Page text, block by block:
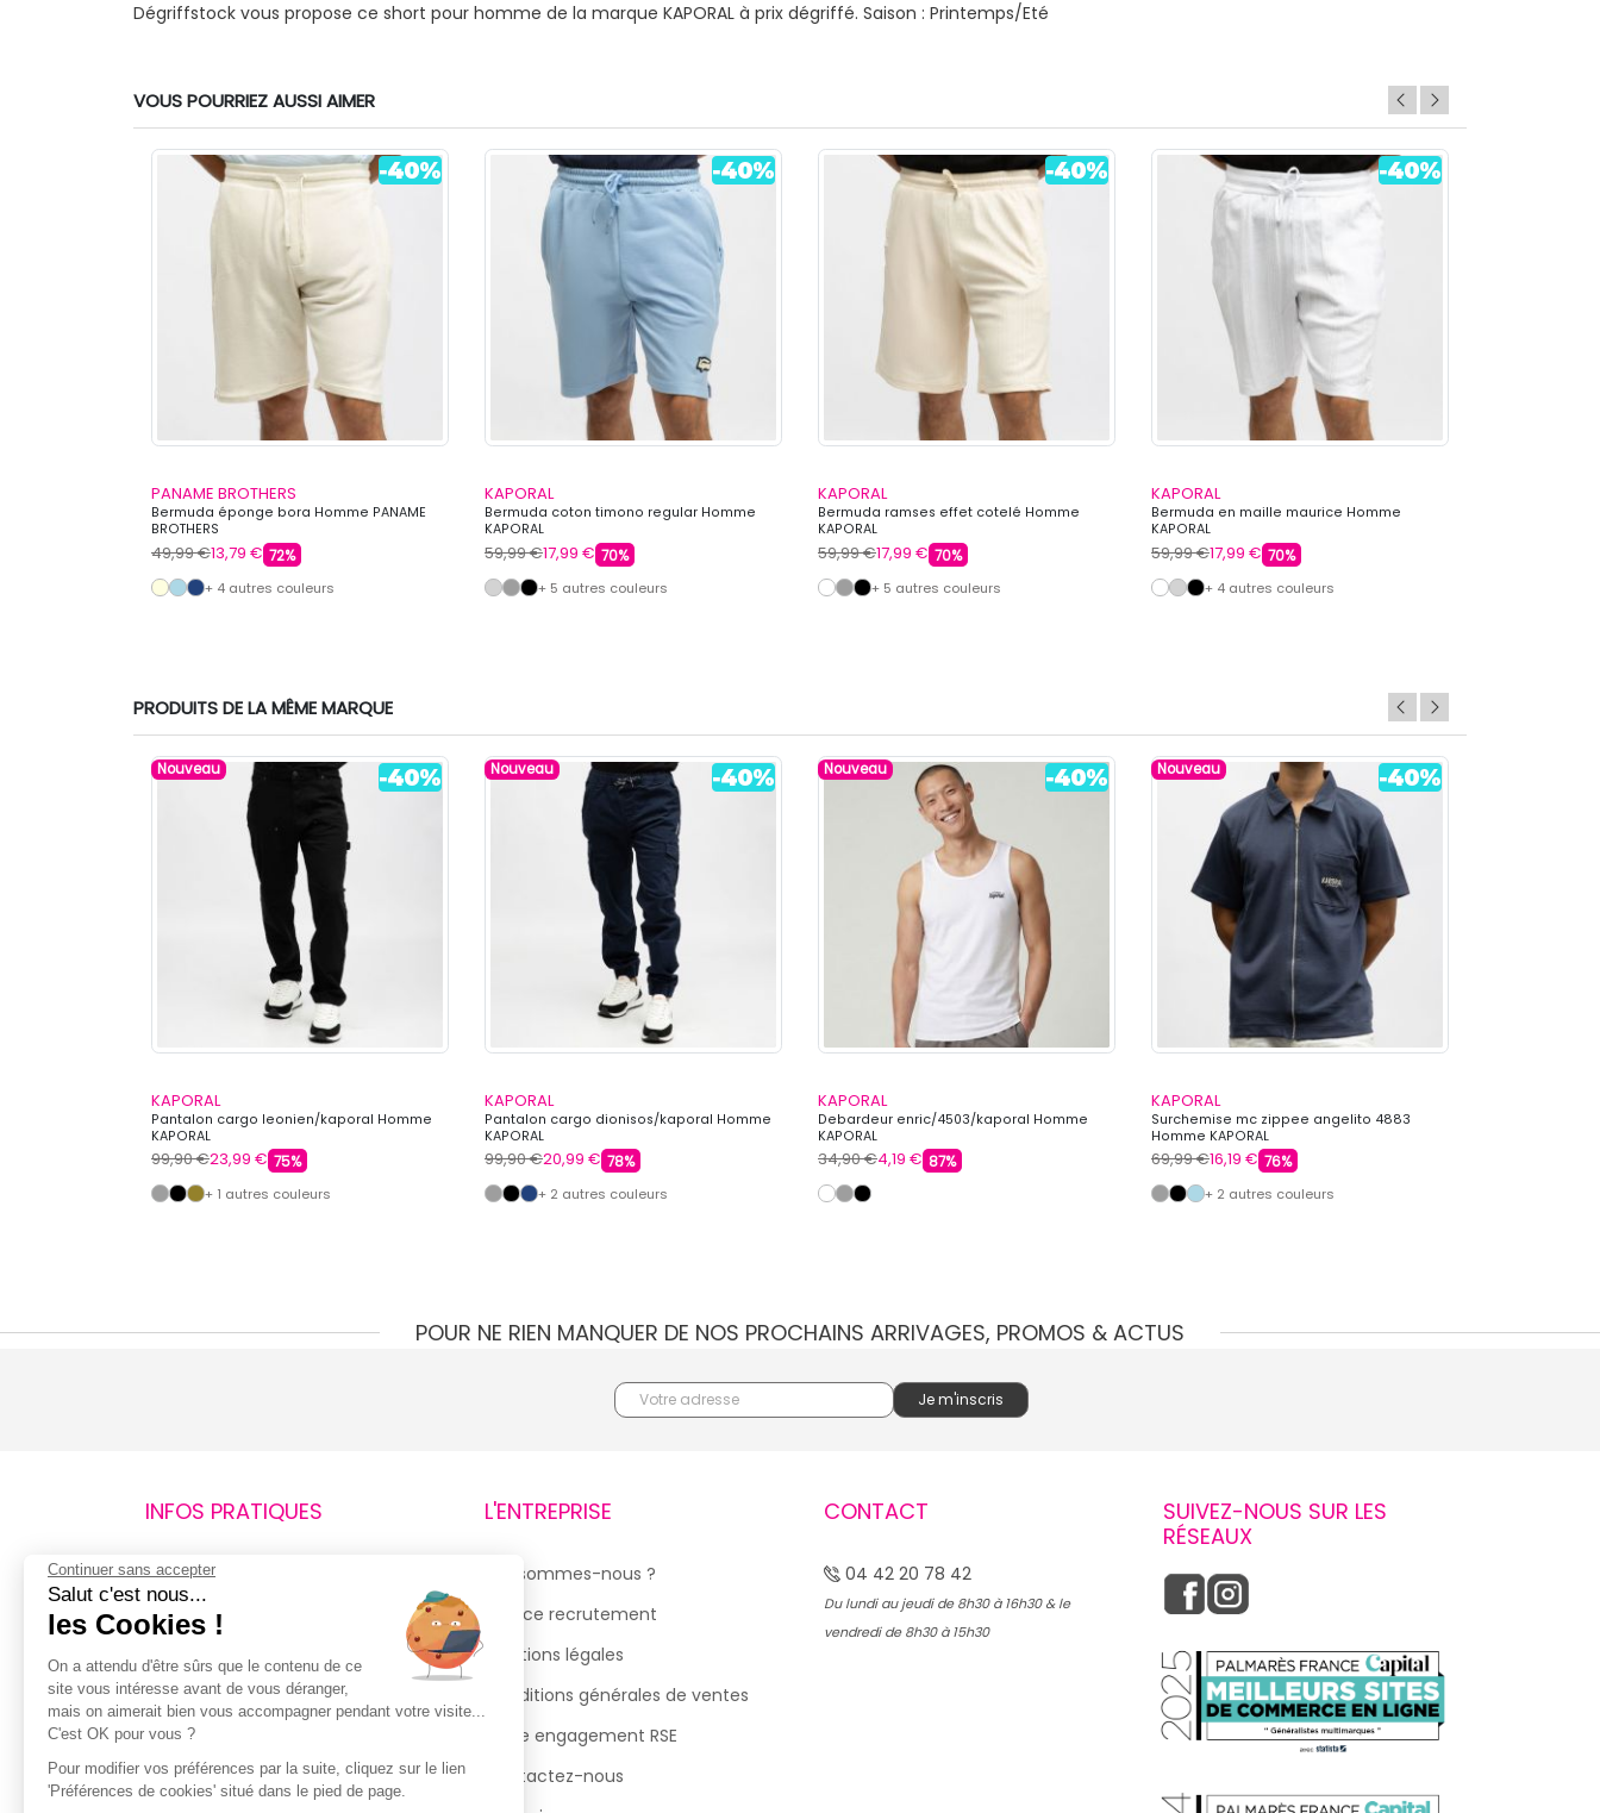
Dégriffstock vous propose ce short pour homme de la marque KAPORAL à prix dégriffé. Saison : Printemps/Eté
VOUS POURRIEZ AUSSI AIMER
PANAME BROTHERS
Bermuda éponge bora Homme PANAME
BROTHERS
49,99 €13,79 € 72%
+ 4 autres couleurs
KAPORAL
Bermuda coton timono regular Homme
KAPORAL
59,99 €17,99 € 70%
+ 5 autres couleurs
KAPORAL
Bermuda ramses effet cotelé Homme
KAPORAL
59,99 €17,99 € 70%
+ 5 autres couleurs
KAPORAL
Bermuda en maille maurice Homme
KAPORAL
59,99 €17,99 € 70%
+ 4 autres couleurs
PRODUITS DE LA MÊME MARQUE
Nouveau
KAPORAL
Pantalon cargo leonien/kaporal Homme
KAPORAL
99,90 €23,99 € 75%
+ 1 autres couleurs
Nouveau
KAPORAL
Pantalon cargo dionisos/kaporal Homme
KAPORAL
99,90 €20,99 € 78%
+ 2 autres couleurs
Nouveau
KAPORAL
Debardeur enric/4503/kaporal Homme
KAPORAL
34,90 €4,19 € 87%
Nouveau
KAPORAL
Surchemise mc zippee angelito 4883
Homme KAPORAL
69,99 €16,19 € 76%
+ 2 autres couleurs
POUR NE RIEN MANQUER DE NOS PROCHAINS ARRIVAGES, PROMOS & ACTUS
INFOS PRATIQUES
Retours et remboursements
Suivi de commande
Livraisons
Guide des tailles
Politique de confidentialité
Conditions générales d’utilisation
de la Carte de Fidélité
L'ENTREPRISE
Qui sommes-nous ?
Espace recrutement
Mentions légales
Conditions générales de ventes
Notre engagement RSE
Contactez-nous
CONTACT
04 42 20 78 42
Du lundi au jeudi de 8h30 à 16h30 & le
vendredi de 8h30 à 15h30
SUIVEZ-NOUS SUR LES
RÉSEAUX
Continuer sans accepter
Salut c'est nous...
les Cookies !
On a attendu d'être sûrs que le contenu de ce
site vous intéresse avant de vous déranger,
mais on aimerait bien vous accompagner pendant votre visite...
C'est OK pour vous ?
Pour modifier vos préférences par la suite, cliquez sur le lien
'Préférences de cookies' situé dans le pied de page.